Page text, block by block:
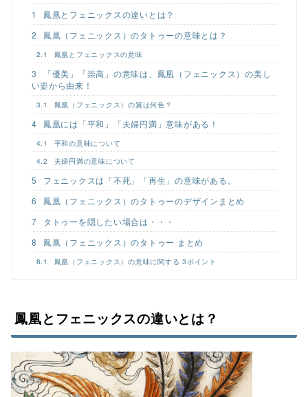
1
鳳凰とフェニックスの違いとは？
2
鳳凰（フェニックス）のタトゥーの意味とは？
2.1 鳳凰とフェニックスの意味
3
「優美」「崇高」の意味は、鳳凰（フェニックス）の美し
い姿から由来！
3.1 鳳凰（フェニックス）の翼は何色？
4 鳳凰には「平和」「夫婦円満」意味がある！
4.1
平和の意味について
4.2
夫婦円満の意味について
5
フェニックスは「不死」「再生」の意味がある。
6
鳳凰（フェニックス）のタトゥーのデザインまとめ
7
タトゥーを隠したい場合は・・・
8
鳳凰（フェニックス）のタトゥー まとめ
8.1 鳳凰（フェニックス）の意味に関する 3ポイント
鳳凰とフェニックスの違いとは？